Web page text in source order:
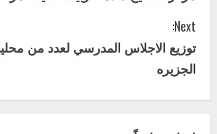
n
t
i
n
Next:
توزيع الاجلاس المدرسي لعدد من
الجزيره